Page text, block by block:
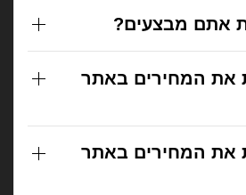
אתם מבצעים?
את המחירים באתר
את המחירים באתר